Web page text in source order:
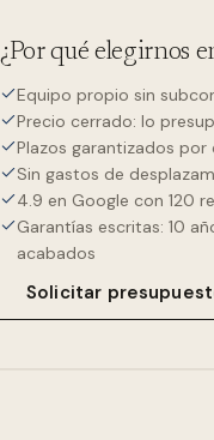
¿Por qué elegirnos
Equipo propio sin
Precio cerrado: lo
Plazos garantizados
Sin gastos de
4.9 en Google con 120
Garantías escritas: 10
acabados
Solicitar